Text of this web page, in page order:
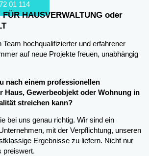
01 114
HAUSVERWALTUNG oder
Team hochqualifizierter und erfahrener
auf neue Projekte freuen, unabhängig
nach einem professionellen
Haus, Gewerbeobjekt oder Wohnung in
streichen kann?
bei uns genau richtig. Wir sind ein
mit der Verpflichtung, unseren
Ergebnisse zu liefern. Nicht nur
preiswert.